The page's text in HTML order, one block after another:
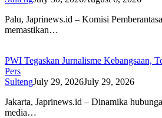
Palu, Japrinews.id – Komisi
memastikan…
PWI Tegaskan Jurnalisme Kebangsaan,
Pers
SultengJuly 29, 2026July 29, 2026
Jakarta, Japrinews.id – Dinamika
media…